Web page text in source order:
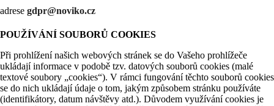
adrese gdpr@noviko.cz
POUŽÍVÁNÍ SOUBORŮ COOKIES
Při prohlížení našich webových stránek se do Vašeho prohlížeče
ukládají informace v podobě tzv. datových souborů cookies (malé
textové soubory „cookies“). V rámci fungování těchto souborů cookies
se do nich ukládají údaje o tom, jakým způsobem stránku používáte
(identifikátory, datum návštěvy atd.). Důvodem využívání cookies je